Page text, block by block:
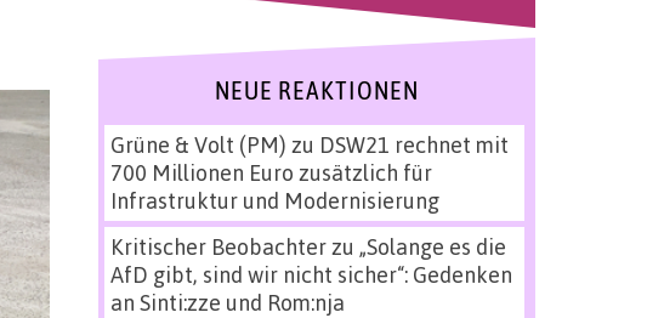
NEUE REAKTIONEN
Grüne & Volt (PM) zu DSW21 rechnet mit
700 Millionen Euro zusätzlich für
Infrastruktur und Modernisierung
Kritischer Beobachterzu „Solange es die
AfD gibt, sind wir nicht sicher“: Gedenken
an Sinti:zze und Rom:nja